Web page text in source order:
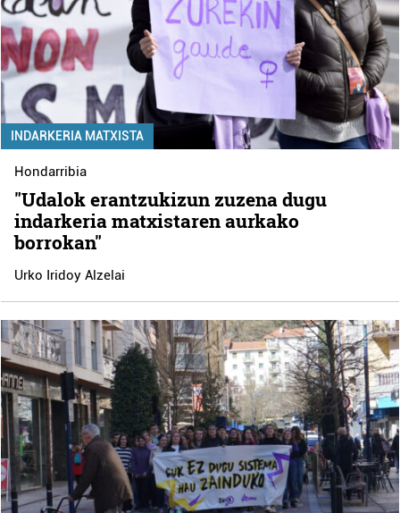
INDARKERIA MATXISTA
Hondarribia
"Udalok erantzukizun zuzena dugu
indarkeria matxistaren aurkako
borrokan"
Urko Iridoy Alzelai